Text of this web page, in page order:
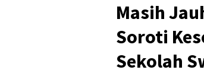
Masih
Soroti
Sekolah